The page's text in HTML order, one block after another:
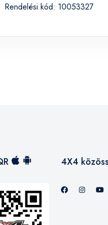
Rendelési kód: 10053327
4X4